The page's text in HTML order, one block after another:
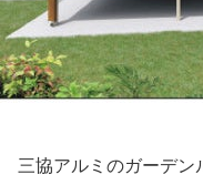
三協アルミのガーデ